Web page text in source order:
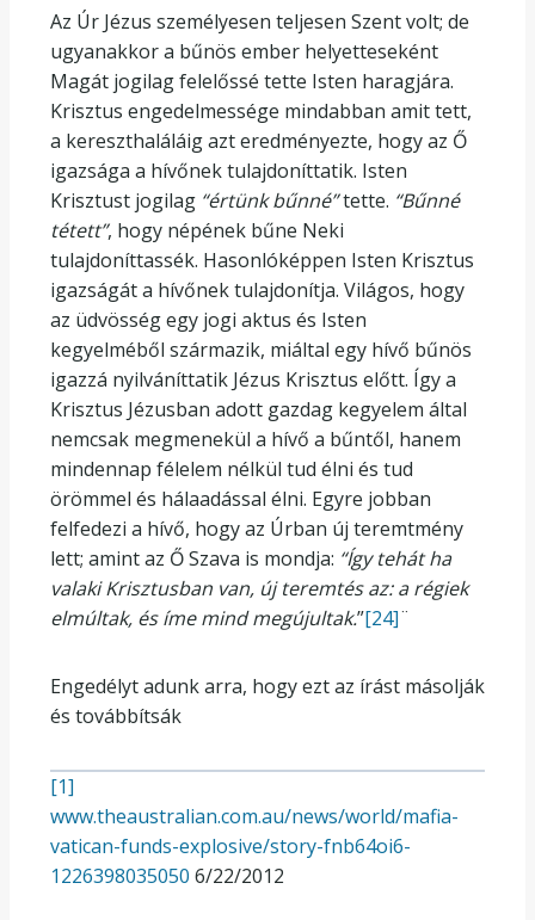
Az Úr Jézus személyesen teljesen Szent volt; de
ugyanakkor a bűnös ember helyetteseként
Magát jogilag felelőssé tette Isten haragjára.
Krisztus engedelmessége mindabban amit tett,
a kereszthaláláig azt eredményezte, hogy az Ő
igazsága a hívőnek tulajdoníttatik. Isten
Krisztust jogilag “értünk bűnné”tette. “Bűnné
tétett”, hogy népének bűne Neki
tulajdoníttassék. Hasonlóképpen Isten Krisztus
igazságát a hívőnek tulajdonítja. Világos, hogy
az üdvösség egy jogi aktus és Isten
kegyelméből származik, miáltal egy hívő bűnös
igazzá nyilváníttatik Jézus Krisztus előtt. Így a
Krisztus Jézusban adott gazdag kegyelem által
nemcsak megmenekül a hívő a bűntől, hanem
mindennap félelem nélkül tud élni és tud
örömmel és hálaadással élni. Egyre jobban
felfedezi a hívő, hogy az Úrban új teremtmény
lett; amint az Ő Szava is mondja: “Így tehát ha
valaki Krisztusban van, új teremtés az: a régiek
elmúltak, és íme mind megújultak.”[24]¨
Engedélyt adunk arra, hogy ezt az írást másolják
és továbbítsák
[1]
www.theaustralian.com.au/news/world/mafia-
vatican-funds-explosive/story-fnb64oi6-
1226398035050 6/22/2012